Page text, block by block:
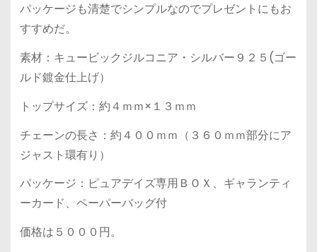
パッケージも清楚でシンプルなのでプレゼントにもお
すすめだ。
素材：キュービックジルコニア・シルバー９２５(ゴー
ルド鍍金仕上げ）
トップサイズ：約４ｍｍ×１３ｍｍ
チェーンの長さ：約４００ｍｍ（３６０ｍｍ部分にア
ジャスト環有り）
パッケージ：ピュアデイズ専用ＢＯＸ、ギャランティ
ーカード、ペーパーバッグ付
価格は５０００円。